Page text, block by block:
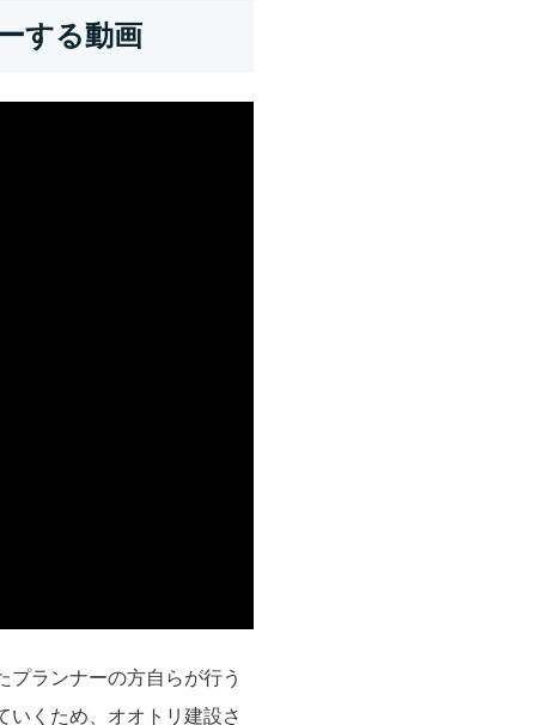
する動画
ランナーの方自らが行う
いくため、オオトリ建設さ